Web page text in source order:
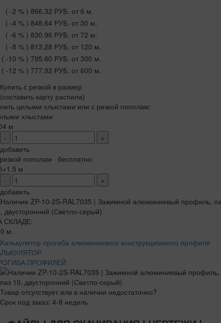
( -2 % ) 866.32 РУБ. от 6 м.
( -4 % ) 848.64 РУБ. от 30 м.
( -6 % ) 830.96 РУБ. от 72 м.
( -8 % ) 813.28 РУБ. от 120 м.
( -10 % ) 795.60 РУБ. от 300 м.
( -12 % ) 777.92 РУБ. от 600 м.
Купить с резкой в размер
(составить карту распила)
целыми хлыстами или с резкой пополам:
хлыстами
м
-
+
добавить
пополам · бесплатно
м
-
+
добавить
СКЛАДЕ:
м.
ПРОФИЛЕЙ
Товар отсутствует или в наличии недостаточно?
Срок под заказ: 4-8 недель